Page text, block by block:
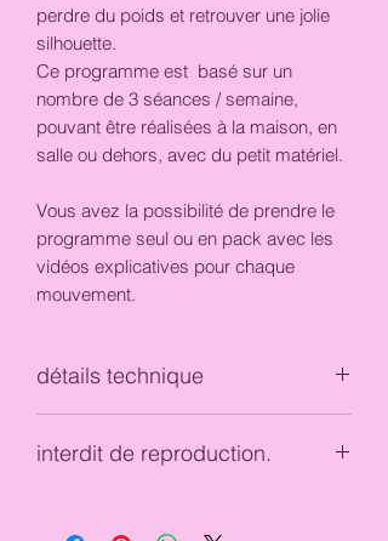
perdre du poids et retrouver une jolie
silhouette.
Ce programme est basé sur un
nombre de 3 séances / semaine,
pouvant être réalisées à la maison, en
salle ou dehors, avec du petit matériel.
Vous avez la possibilité de prendre le
programme seul ou en pack avec les
vidéos explicatives pour chaque
mouvement.
détails technique
pour l'option achat seul.
sous un fichier PowerPoint et le fichier
interdit de reproduction.
toute copie ou reproduction à titre